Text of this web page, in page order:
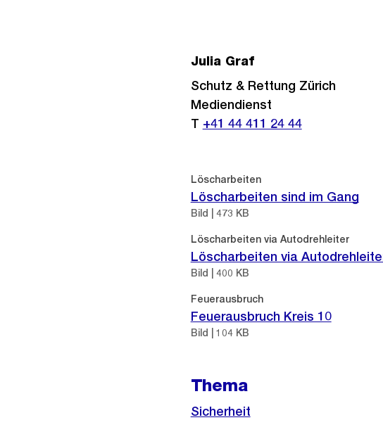
Julia Graf
Schutz & Rettung Zürich
Mediendienst
T +41 44 411 24 44
Löscharbeiten
Löscharbeiten sind im Gang
Bild | 473 KB
Löscharbeiten via Autodrehleiter
Löscharbeiten via
Bild | 400 KB
Feuerausbruch
Feuerausbruch Kreis 10
Bild | 104 KB
Thema
Sicherheit